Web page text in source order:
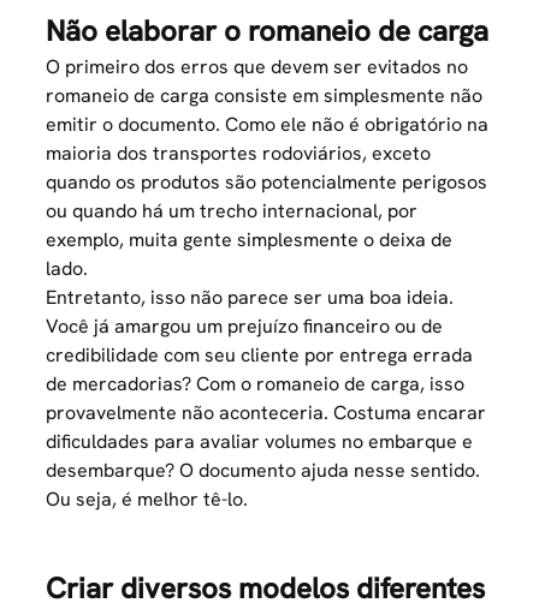
Não elaborar o romaneio de carga
O primeiro dos erros que devem ser evitados no
romaneio decarga consiste em simplesmente não
emitir o documento. Como ele não é obrigatório na
maioria dos transportes rodoviários, exceto
quando os produtos são potencialmente perigosos
ou quando há um trecho internacional, por
exemplo, muita gente simplesmente o deixa de
lado.
Entretanto, isso não parece ser uma boa ideia.
Você já amargou um prejuízo financeiro ou de
credibilidade com seu cliente por entrega errada
de mercadorias? Com o romaneio de carga, isso
provavelmente não aconteceria. Costuma encarar
dificuldades para avaliar volumes no embarque e
desembarque? O documento ajuda nesse sentido.
Ou seja, é melhor tê-lo.
Criar diversos modelos diferentes